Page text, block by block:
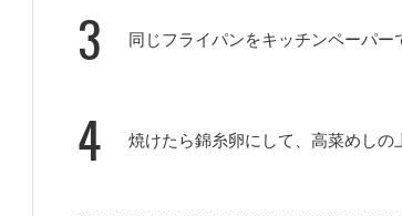
3 同じフライパンをキッチンペーパー
4 焼けたら錦糸卵にして、高菜めしの